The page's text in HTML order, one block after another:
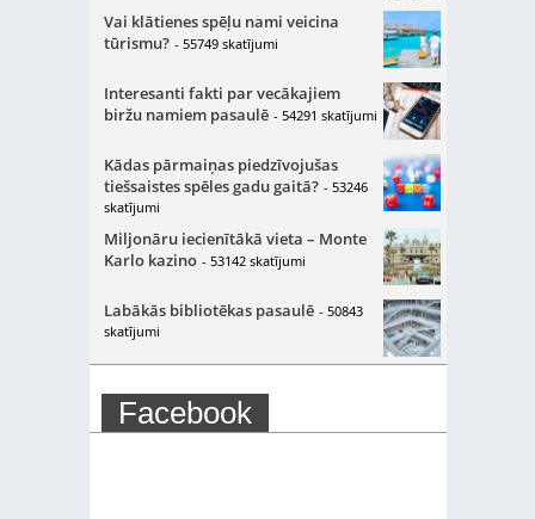
Vai klātienes spēļu nami veicina
tūrismu? - 55749 skatījumi
Interesanti fakti par vecākajiem
biržu namiem pasaulē - 54291 skatījumi
Kādas pārmaiņas piedzīvojušas
tiešsaistes spēles gadu gaitā? - 53246
skatījumi
Miljonāru iecienītākā vieta – Monte
Karlo kazino - 53142 skatījumi
Labākās bibliotēkas pasaulē - 50843
skatījumi
Facebook